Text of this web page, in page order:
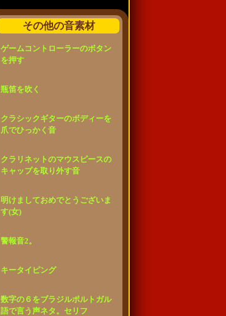
その他の音素材
ゲームコントローラーのボタン
を押す
瓶笛を吹く
クラシックギターのボディーを
爪でひっかく音
クラリネットのマウスピースの
キャップを取り外す音
明けましておめでとうございま
す(女)
警報音2。
キータイピング
数字の６をブラジルポルトガル
語で言う声ネタ。セリフ